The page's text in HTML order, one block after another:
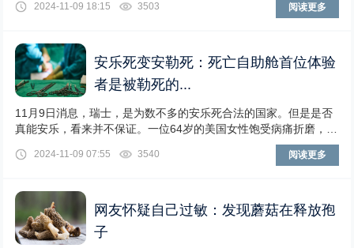
2024-11-09 18:15 3503 阅读更多
安乐死变安勒死：死亡自助舱首位体验
者是被勒死的...
11月9日消息，瑞士，是为数不多的安乐死合法的国家。但是是否
真能安乐，看来并不保证。一位64岁的美国女性饱受病痛折磨，于
2024-11-09 07:55 3540 阅读更多
网友怀疑自己过敏：发现蘑菇在释放孢
子